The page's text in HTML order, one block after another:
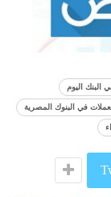
البنك اليوم
في البنوك المصرية